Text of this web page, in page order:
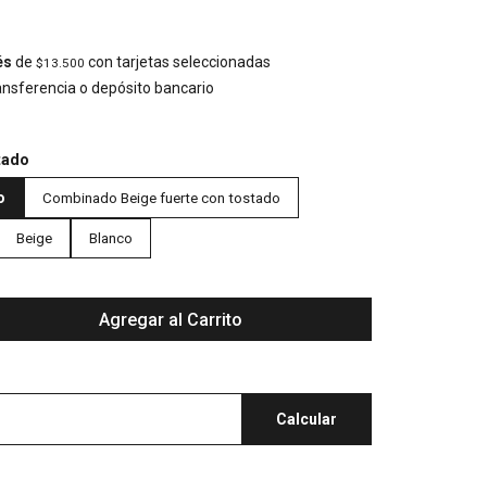
de $13.500 con tarjetas seleccionadas
o depósito bancario
Combinado Beige fuerte con tostado
Beige Blanco
Agregar al Carrito
Calcular